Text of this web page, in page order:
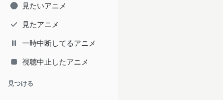
見たいアニメ
見たアニメ
一時中断してるアニメ
視聴中止したアニメ
見つける